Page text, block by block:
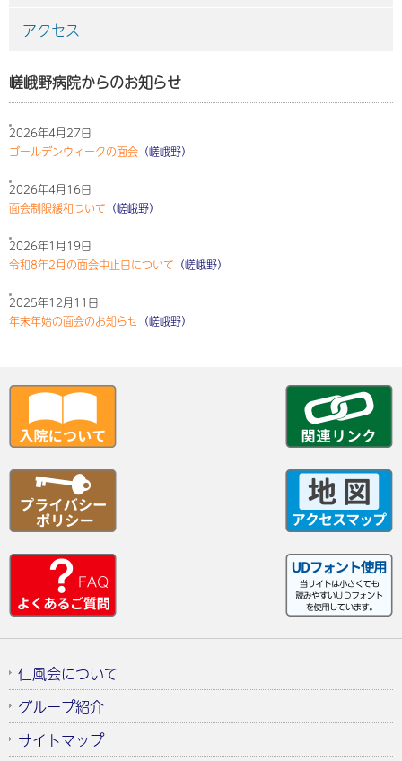
アクセス
嵯峨野病院からのお知らせ
2026年4月27日
ゴールデンウィークの面会 （嵯峨野）
2026年4月16日
面会制限緩和ついて （嵯峨野）
2026年1月19日
令和8年2月の面会中止日について （嵯峨野）
2025年12月11日
年末年始の面会のお知らせ （嵯峨野）
仁風会について
グループ紹介
サイトマップ